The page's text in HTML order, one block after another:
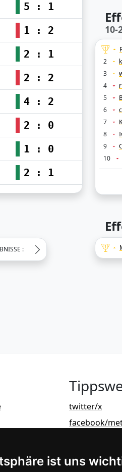
ist uns
5 : 1
1 : 2
2 : 1
2 : 2
4 : 2
2 : 0
1 : 0
2 : 1
:
10-
2
3
4
5
6
7
8
9
10
twitter/x
facebook/